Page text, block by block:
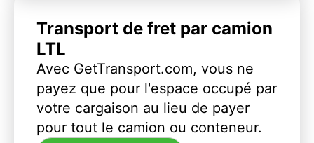
Transport de fret par camion
LTL
Avec GetTransport.com, vous ne
payez que pour l'espace occupé par
votre cargaison au lieu de payer
pour tout le camion ou conteneur.